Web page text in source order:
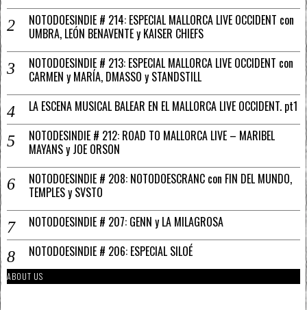
NOTODOESINDIE # 214: ESPECIAL MALLORCA LIVE OCCIDENT con
UMBRA, LEÓN BENAVENTE y KAISER CHIEFS
NOTODOESINDIE # 213: ESPECIAL MALLORCA LIVE OCCIDENT con
CARMEN y MARÍA, DMASSO y STANDSTILL
LA ESCENA MUSICAL BALEAR EN EL MALLORCA LIVE OCCIDENT. pt1
NOTODESINDIE # 212: ROAD TO MALLORCA LIVE – MARIBEL
MAYANS y JOE ORSON
NOTODOESINDIE # 208: NOTODOESCRANC con FIN DEL MUNDO,
TEMPLES y SVSTO
NOTODOESINDIE # 207: GENN y LA MILAGROSA
NOTODOESINDIE # 206: ESPECIAL SILOÉ
ABOUT US